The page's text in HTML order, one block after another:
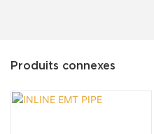
Produits connexes